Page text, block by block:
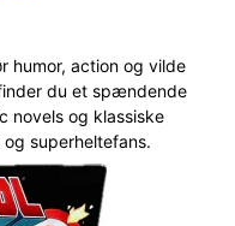
humor, action og vilde
du et spændende
novels og klassiske
superheltefans.